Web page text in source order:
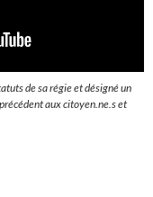
de sa régie et désigné un
aux citoyen.ne.s et